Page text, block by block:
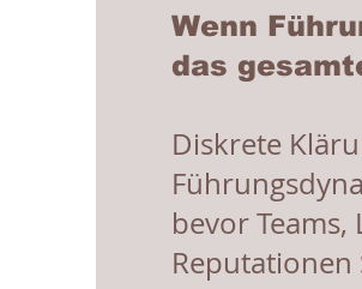
Wenn
das
Diskrete
bevor
Reputationen